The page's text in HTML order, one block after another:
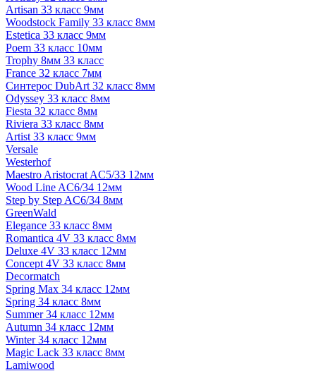
Artisan 33 класс 9мм
Woodstock Family 33 класс 8мм
Estetica 33 класс 9мм
Poem 33 класс 10мм
Trophy 8мм 33 класс
France 32 класс 7мм
Синтерос DubArt 32 класс 8мм
Odyssey 33 класс 8мм
Fiesta 32 класс 8мм
Riviera 33 класс 8мм
Artist 33 класс 9мм
Versale
Westerhof
Maestro Aristocrat AC5/33 12мм
Wood Line AC6/34 12мм
Step by Step AC6/34 8мм
GreenWald
Elegance 33 класс 8мм
Romantica 4V 33 класс 8мм
Deluxe 4V 33 класс 12мм
Concept 4V 33 класс 8мм
Decormatch
Spring Max 34 класс 12мм
Spring 34 класс 8мм
Summer 34 класс 12мм
Autumn 34 класс 12мм
Winter 34 класс 12мм
Magic Lack 33 класс 8мм
Lamiwood